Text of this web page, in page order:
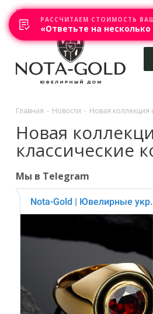
Главная Акции Каталоги
Главная - Новости - Новая коллекция
Новая
классические
Мы в Telegram
РАССЧИТАЕМ СТОИМОСТЬ
«Ответьте на